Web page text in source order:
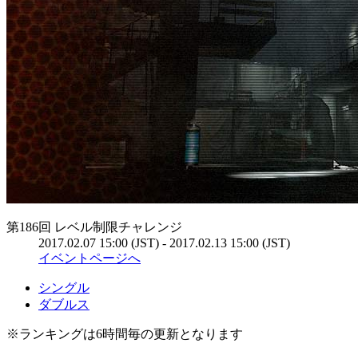
第186回 レベル制限チャレンジ
2017.02.07 15:00 (JST) - 2017.02.13 15:00 (JST)
イベントページへ
シングル
ダブルス
※ランキングは6時間毎の更新となります